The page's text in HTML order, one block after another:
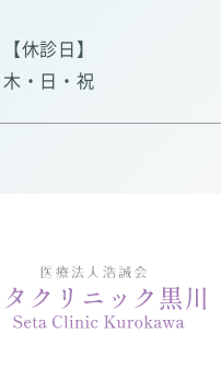
【休診日】
木・日・祝